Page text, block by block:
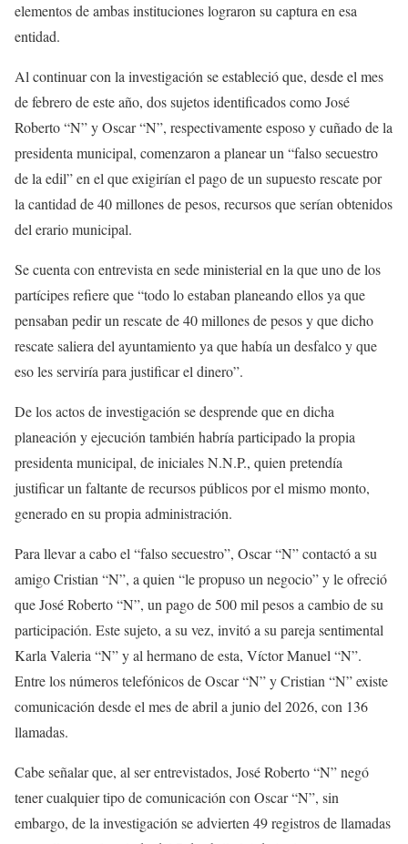
elementos de ambas instituciones lograron su captura en esa
entidad.
Al continuar con la investigación se estableció que, desde el mes
de febrero de este año, dos sujetos identificados como José
Roberto “N” y Oscar “N”, respectivamente esposo y cuñado de la
presidenta municipal, comenzaron a planear un “falso secuestro
de la edil” en el que exigirían el pago de un supuesto rescate por
la cantidad de 40 millones de pesos, recursos que serían obtenidos
del erario municipal.
Se cuenta con entrevista en sede ministerial en la que uno de los
partícipes refiere que “todo lo estaban planeando ellos ya que
pensaban pedir un rescate de 40 millones de pesos y que dicho
rescate saliera del ayuntamiento ya que había un desfalco y que
eso les serviría para justificar el dinero”.
De los actos de investigación se desprende que en dicha
planeación y ejecución también habría participado la propia
presidenta municipal, de iniciales N.N.P., quien pretendía
justificar un faltante de recursos públicos por el mismo monto,
generado en su propia administración.
Para llevar a cabo el “falso secuestro”, Oscar “N” contactó a su
amigo Cristian “N”, a quien “le propuso un negocio” y le ofreció
que José Roberto “N”, un pago de 500 mil pesos a cambio de su
participación. Este sujeto, a su vez, invitó a su pareja sentimental
Karla Valeria “N” y al hermano de esta, Víctor Manuel “N”.
Entre los números telefónicos de Oscar “N” y Cristian “N” existe
comunicación desde el mes de abril a junio del 2026, con 136
llamadas.
Cabe señalar que, al ser entrevistados, José Roberto “N” negó
tener cualquier tipo de comunicación con Oscar “N”, sin
embargo, de la investigación se advierten 49 registros de llamadas